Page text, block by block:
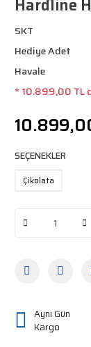
Hardline
SKT
Hediye Adet
Havale
* 10.899,00 TL
SEÇENEKLER
Çikolata
Aynı Gün
Kargo